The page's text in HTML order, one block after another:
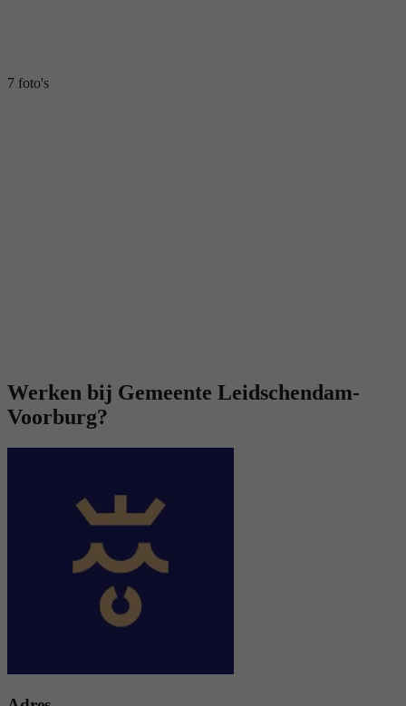
7 foto's
Werken bij Gemeente Leidschendam-
Voorburg?